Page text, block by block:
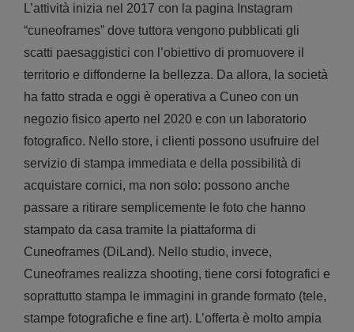
L’attività inizia nel 2017 con la pagina Instagram
“cuneoframes” dove tuttora vengono pubblicati gli
scatti paesaggistici con l’obiettivo di promuovere il
territorio e diffonderne la bellezza. Da allora, la società
ha fatto strada e oggi è operativa a Cuneo con un
negozio fisico aperto nel 2020 e con un laboratorio
fotografico. Nello store, i clienti possono usufruire del
servizio di stampa immediata e della possibilità di
acquistare cornici, ma non solo: possono anche
passare a ritirare semplicemente le foto che hanno
stampato da casa tramite la piattaforma di
Cuneoframes (DiLand). Nello studio, invece,
Cuneoframes realizza shooting, tiene corsi fotografici e
soprattutto stampa le immagini in grande formato (tele,
stampe fotografiche e fine art). L’offerta è molto ampia